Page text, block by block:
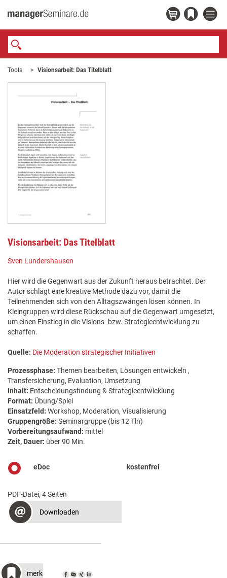
Tools Visionsarbeit: Das Titelblatt
Visionsarbeit: Das Titelblatt
Sven Lundershausen
Hier wird die Gegenwart aus der Zukunft heraus betrachtet. Der
Autor schlägt eine kreative Methode dazu vor, damit die
Teilnehmenden sich von den Alltagszwängen lösen können. In
Kleingruppen wird diese Rückschau auf die Gegenwart umgesetzt,
um einen Einstieg in die Visions- bzw. Strategieentwicklung zu
schaffen.
Quelle: Die Moderation strategischer Initiativen
Prozessphase: Themen bearbeiten, Lösungen entwickeln ,
Transfersicherung, Evaluation, Umsetzung
Inhalt: Entscheidungsfindung & Strategieentwicklung
Format: Übung/Spiel
Einsatzfeld: Workshop, Moderation, Visualisierung
Gruppengröße: Seminargruppe (bis 12 Tln)
Vorbereitungsaufwand: mittel
Zeit, Dauer: über 90 Min.
eDoc kostenfrei
PDF-Datei, 4 Seiten
Downloaden
merken